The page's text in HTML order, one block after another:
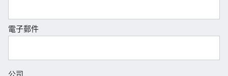
電子郵件